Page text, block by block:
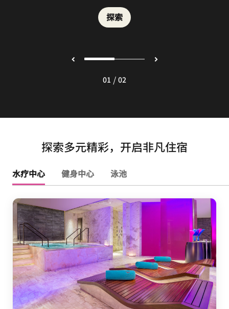
探索
探索
01 / 02
探索多元精彩，开启非凡住宿
水疗中心 健身中心 泳池